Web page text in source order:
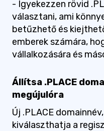
- Igyekezzen rövid
választani, ami
betűzhető és
emberek számára,
vállalkozására és
Állítsa .PLACE
megújulóra
Új .PLACE
kiválaszthatja a